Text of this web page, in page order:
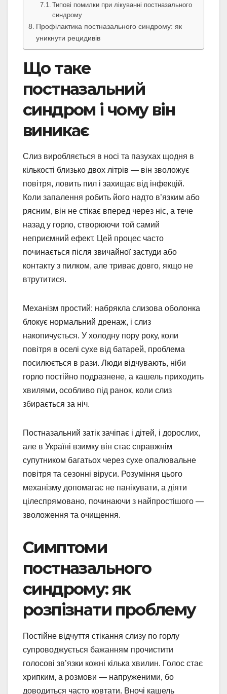
Типові помилки при лікуванні постназального
синдрому
Профілактика постназального синдрому: як
уникнути рецидивів
Що таке
постназальний
синдром і чому він
виникає
Слиз виробляється в носі та пазухах щодня в
кількості близько двох літрів — він зволожує
повітря, ловить пил і захищає від інфекцій.
Коли запалення робить його надто в’язким або
рясним, він не стікає вперед через ніс, а тече
назад у горло, створюючи той самий
неприємний ефект. Цей процес часто
починається після звичайної застуди або
контакту з пилком, але триває довго, якщо не
втрутитися.
Механізм простий: набрякла слизова оболонка
блокує нормальний дренаж, і слиз
накопичується. У холодну пору року, коли
повітря в оселі сухе від батарей, проблема
посилюється в рази. Люди відчувають, ніби
горло постійно подразнене, а кашель приходить
хвилями, особливо під ранок, коли слиз
збирається за ніч.
Постназальний затік зачіпає і дітей, і дорослих,
але в Україні взимку він стає справжнім
супутником багатьох через сухе опалювальне
повітря та сезонні віруси. Розуміння цього
механізму допомагає не панікувати, а діяти
цілеспрямовано, починаючи з найпростішого —
зволоження та очищення.
Симптоми
постназального
синдрому: як
розпізнати проблему
Постійне відчуття стікання слизу по горлу
супроводжується бажанням прочистити
голосові зв’язки кожні кілька хвилин. Голос стає
хрипким, а розмови — напруженими, бо
доводиться часто ковтати. Вночі кашель